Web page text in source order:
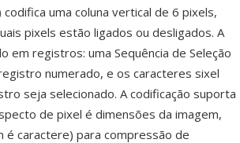
uma coluna vertical de 6 pixels,
pixels estão ligados ou desligados. A
registros: uma Sequência de Seleção
numerado, e os caracteres sixel
seja selecionado. A codificação suporta
de pixel é dimensões da imagem,
é caractere) para compressão de